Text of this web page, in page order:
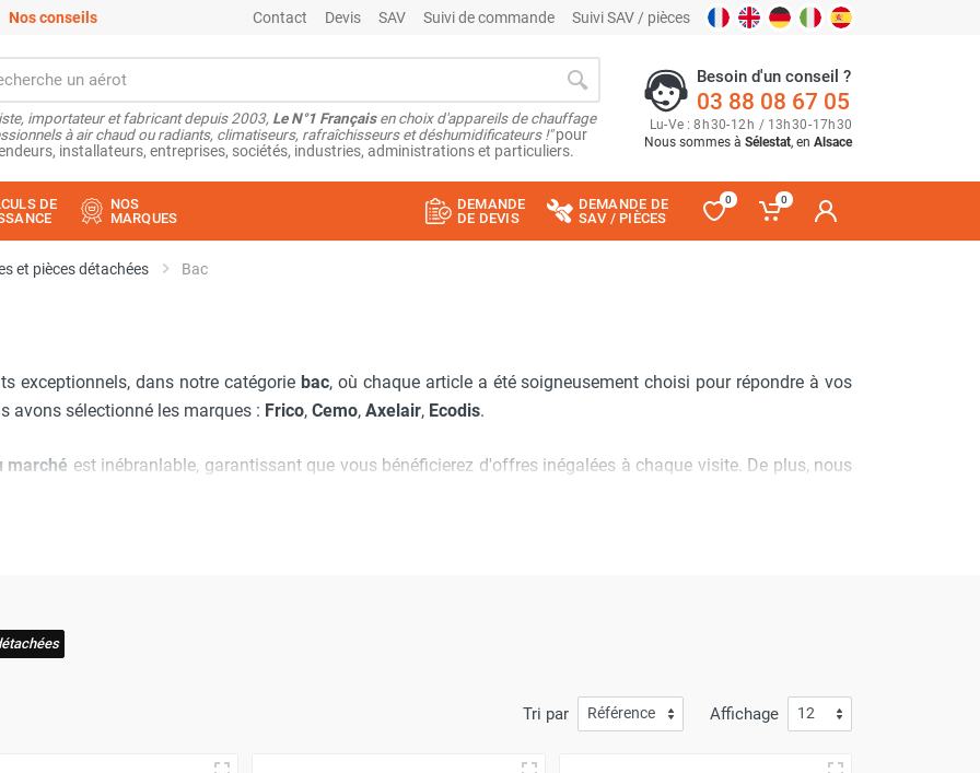
Nos conseils Contact Devis SAV Suivi de commande Suivi SAV / pièces
importateur et fabricant depuis 2003, Le N°1 Françaisen choix d'appareils de chauffage
à air chaud ou radiants, climatiseurs, rafraîchisseurs et déshumidificateurs !"pour
installateurs, entreprises, sociétés, industries, administrations et particuliers.
Besoin d'un conseil ?
03 88 08 67 05
Lu-Ve : 8h30-12h / 13h30-17h30
Nous sommes à Sélestat, en Alsace
DE
NOS
MARQUES
DEMANDE
DE DEVIS
DEMANDE DE
SAV / PIÈCES
0 0
et pièces détachées Bac
exceptionnels, dans notre catégorie bac, où chaque article a été soigneusement choisi pour répondre à vos
avons sélectionné les marques : Frico, Cemo, Axelair, Ecodis.
marché est inébranlable, garantissant que vous bénéficierez d'offres inégalées à chaque visite. De plus, nous
Tri par Affichage